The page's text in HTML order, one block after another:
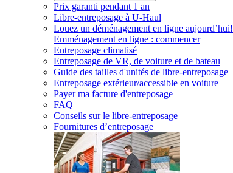
Prix garanti pendant 1 an
Libre-entreposage à U-Haul
Louez un déménagement en ligne aujourd’hui!
Emménagement en ligne : commencer
Entreposage climatisé
Entreposage de VR, de voiture et de bateau
Guide des tailles d'unités de libre-entreposage
Entreposage extérieur/accessible en voiture
Payer ma facture d'entreposage
FAQ
Conseils sur le libre-entreposage
Fournitures d’entreposage